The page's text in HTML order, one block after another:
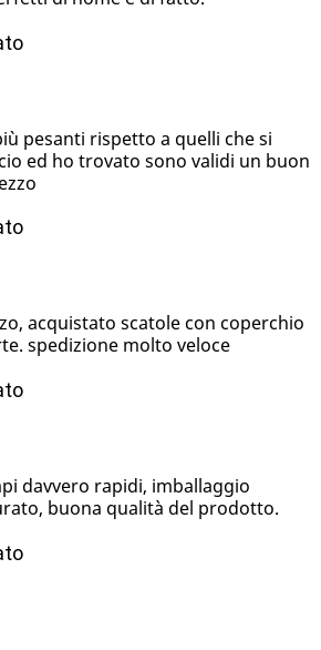
pesanti rispetto a quelli che si
ed ho trovato sono validi un buon
acquistato scatole con coperchio
spedizione molto veloce
davvero rapidi, imballaggio
buona qualità del prodotto.